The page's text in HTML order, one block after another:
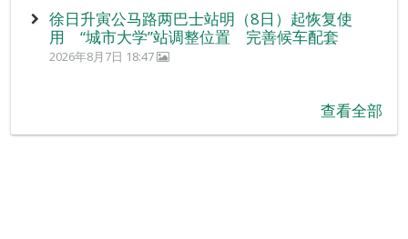
徐日升寅公马路两巴士站明（8日）起恢复使
用 “城市大学”站调整位置 完善候车配套
2026年8月7日 18:47
查看全部